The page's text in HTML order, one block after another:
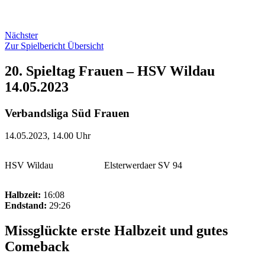
Nächster
Zur Spielbericht Übersicht
20. Spieltag Frauen – HSV Wildau
14.05.2023
Verbandsliga Süd Frauen
14.05.2023, 14.00 Uhr
HSV Wildau Elsterwerdaer SV 94
Halbzeit: 16:08
Endstand: 29:26
Missglückte erste Halbzeit und gutes
Comeback